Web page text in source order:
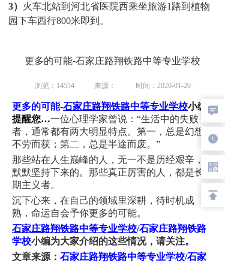
更多的可能-石家庄路翔铁路中等专业学校
浏览：14554 来源： 时间：2026-01-20
更多的可能-石家庄路翔铁路中等专业学校小编
提醒您…一位心理学家曾说： “生活中的失败
者，通常都有两大明显特点。第一，总是幻想
不劳而获；第二，总是半途而废。”
那些站在人生巅峰的人，无一不是历经艰辛，
默默坚持下来的。那些真正厉害的人，都是长
期主义者。
沉下心来，在自己的领域里深耕，待时机成
熟，命运自会予你更多的可能。
石家庄路翔铁路中等专业学校/石家庄路翔铁路
学校小编为大家介绍的这些情况，请关注。
文章来源： 石家庄路翔铁路中等专业学校/石家
3） 火车北站到河北省医院西乘坐旅游1路到植物
园下车西行800米即到。
的老师电话。为提高工作效力，继续联系您原咨
请学生与家长以电话、微信 QQ联系，预约面试
时间 ，办理入学手续
。
招办电话：18633809040（微信同号）
联系电话：0311-83875413
QQ: 1658867725
联系人：张老师